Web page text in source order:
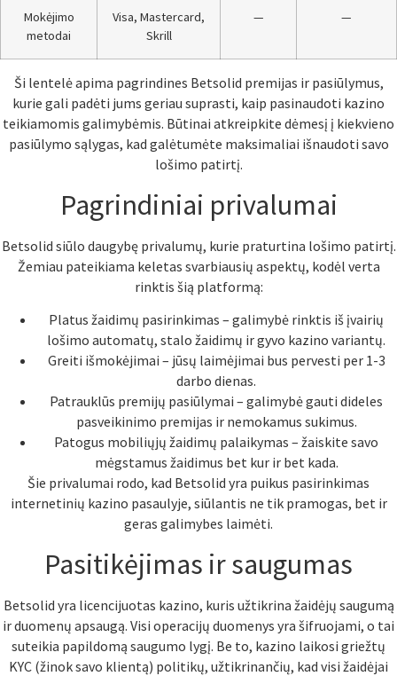
Mokėjimo
metodai
Visa, Mastercard,
Skrill
— —
Ši lentelė apima pagrindines Betsolid premijas ir pasiūlymus,
kurie gali padėti jums geriau suprasti, kaip pasinaudoti kazino
teikiamomis galimybėmis. Būtinai atkreipkite dėmesį į kiekvieno
pasiūlymo sąlygas, kad galėtumėte maksimaliai išnaudoti savo
lošimo patirtį.
Pagrindiniai privalumai
Betsolid siūlo daugybę privalumų, kurie praturtina lošimo patirtį.
Žemiau pateikiama keletas svarbiausių aspektų, kodėl verta
rinktis šią platformą:
Platus žaidimų pasirinkimas – galimybė rinktis iš įvairių
lošimo automatų, stalo žaidimų ir gyvo kazino variantų.
Greiti išmokėjimai – jūsų laimėjimai bus pervesti per 1-3
darbo dienas.
Patrauklūs premijų pasiūlymai – galimybė gauti dideles
pasveikinimo premijas ir nemokamus sukimus.
Patogus mobiliųjų žaidimų palaikymas – žaiskite savo
mėgstamus žaidimus bet kur ir bet kada.
Šie privalumai rodo, kad Betsolid yra puikus pasirinkimas
internetinių kazino pasaulyje, siūlantis ne tik pramogas, bet ir
geras galimybes laimėti.
Pasitikėjimas ir saugumas
Betsolid yra licencijuotas kazino, kuris užtikrina žaidėjų saugumą
ir duomenų apsaugą. Visi operacijų duomenys yra šifruojami, o tai
suteikia papildomą saugumo lygį. Be to, kazino laikosi griežtų
KYC (žinok savo klientą) politikų, užtikrinančių, kad visi žaidėjai